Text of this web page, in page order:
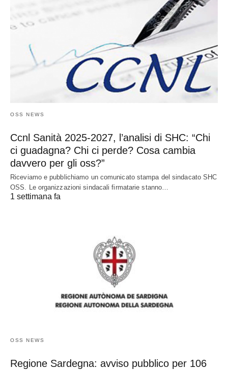
OSS NEWS
Ccnl Sanità 2025-2027, l’analisi di SHC: “Chi
ci guadagna? Chi ci perde? Cosa cambia
davvero per gli oss?”
Riceviamo e pubblichiamo un comunicato stampa del sindacato SHC
OSS. Le organizzazioni sindacali firmatarie stanno…
1 settimana fa
OSS NEWS
Regione Sardegna: avviso pubblico per 106